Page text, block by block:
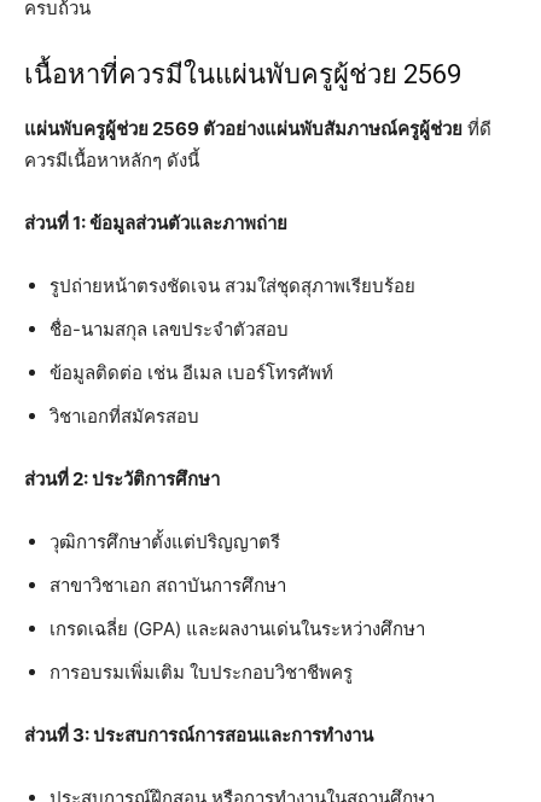
ครบถ้วน
เนื้อหาที่ควรมีในแผ่นพับครูผู้ช่วย 2569
แผ่นพับครูผู้ช่วย 2569 ตัวอย่างแผ่นพับสัมภาษณ์ครูผู้ช่วย ที่ดี
ควรมีเนื้อหาหลักๆ ดังนี้
ส่วนที่ 1: ข้อมูลส่วนตัวและภาพถ่าย
รูปถ่ายหน้าตรงชัดเจน สวมใส่ชุดสุภาพเรียบร้อย
ชื่อ-นามสกุล เลขประจำตัวสอบ
ข้อมูลติดต่อ เช่น อีเมล เบอร์โทรศัพท์
วิชาเอกที่สมัครสอบ
ส่วนที่ 2: ประวัติการศึกษา
วุฒิการศึกษาตั้งแต่ปริญญาตรี
สาขาวิชาเอก สถาบันการศึกษา
เกรดเฉลี่ย (GPA) และผลงานเด่นในระหว่างศึกษา
การอบรมเพิ่มเติม ใบประกอบวิชาชีพครู
ส่วนที่ 3: ประสบการณ์การสอนและการทำงาน
ประสบการณ์ฝึกสอน หรือการทำงานในสถานศึกษา